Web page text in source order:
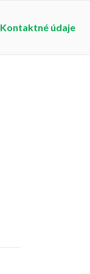
Kontaktné údaje